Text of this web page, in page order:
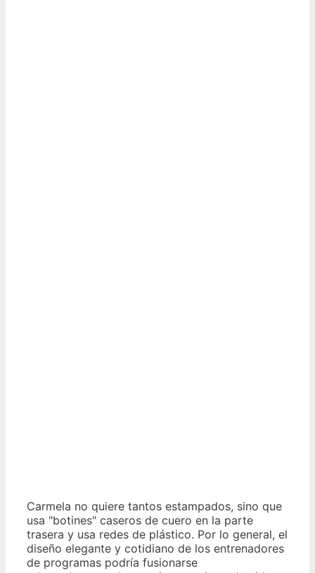
Carmela no quiere tantos estampados, sino que
usa "botines" caseros de cuero en la parte
trasera y usa redes de plástico. Por lo general, el
diseño elegante y cotidiano de los entrenadores
de programas podría fusionarse